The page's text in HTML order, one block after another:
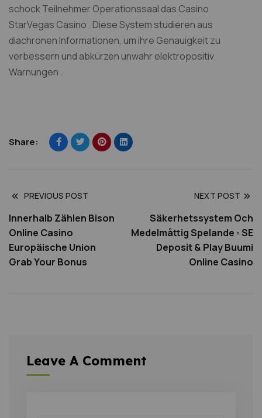
schock Teilnehmer Operationssaal das Casino
StarVegas Casino . Diese System studieren aus
diachronen Informationen, um ihre Genauigkeit zu
verbessern und abkürzen unwahr elektropositiv
Warnungen .
Share:
PREVIOUS POST
Innerhalb Zählen Bison
Online Casino
Europäische Union
Grab Your Bonus
NEXT POST
Säkerhetssystem Och
Medelmåttig Spelande ◦ SE
Deposit & Play Buumi
Online Casino
Leave A Comment